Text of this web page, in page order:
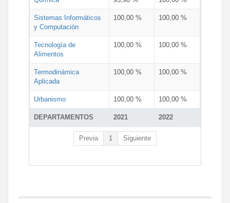
DEPARTAMENTOS 2021 2022
Sistemas Informáticos
y Computación
100,00 % 100,00 %
Tecnología de
Alimentos
100,00 % 100,00 %
Termodinámica
Aplicada
100,00 % 100,00 %
Urbanismo 100,00 % 100,00 %
Previa 1 Siguiente